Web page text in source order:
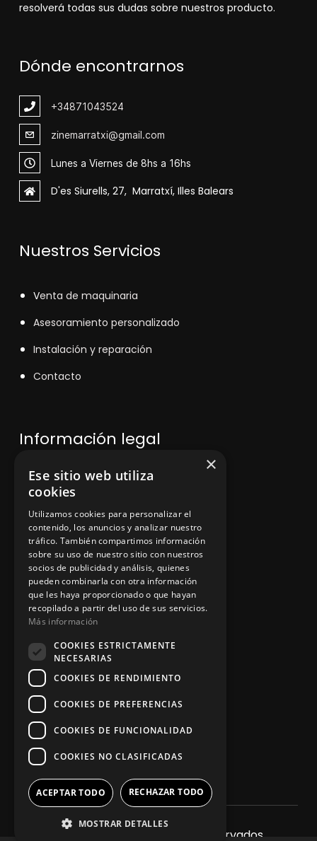
resolverá todas sus dudas sobre nuestros producto.
Dónde encontrarnos
+34871043524
zinemarratxi@gmail.com
Lunes a Viernes de 8hs a 16hs
D'es Siurells, 27, Marratxí, Illes Balears
Nuestros Servicios
Venta de maquinaria
Asesoramiento personalizado
Instalación y reparación
Contacto
Información legal
Política de privacidad
Aviso legal
App Zine Hostelería
Síguenos
2025. Todos los derechos reservados
×
Ese sitio web utiliza
cookies
Utilizamos cookies para personalizar el
contenido, los anuncios y analizar nuestro
tráfico. También compartimos información
sobre su uso de nuestro sitio con nuestros
socios de publicidad y análisis, quienes
pueden combinarla con otra información
que les haya proporcionado o que hayan
recopilado a partir del uso de sus servicios.
Más información
COOKIES ESTRICTAMENTE
NECESARIAS
COOKIES DE RENDIMIENTO
COOKIES DE PREFERENCIAS
COOKIES DE FUNCIONALIDAD
COOKIES NO CLASIFICADAS
ACEPTAR TODO RECHAZAR TODO
MOSTRAR DETALLES